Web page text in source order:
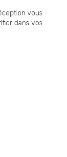
vous
dans vos